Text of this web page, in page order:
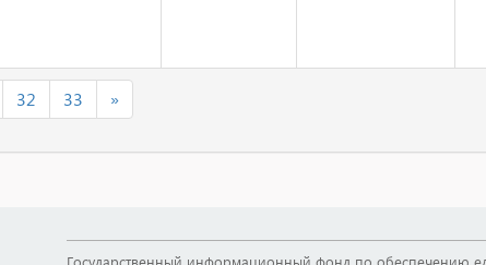
32 33
»
Государственный информационный фонд по обеспечению